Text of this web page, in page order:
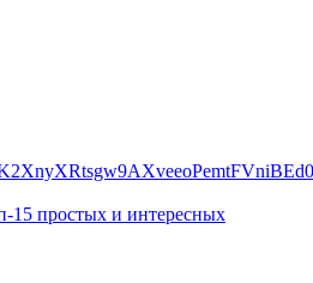
15 простых и интересных